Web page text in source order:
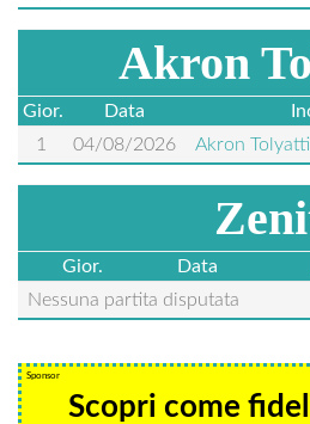
Akron
Gior. Data
1
04/08/2026 Akron Tolyatti
Gior. Data
Nessuna partita disputata
Sponsor
Scopri come